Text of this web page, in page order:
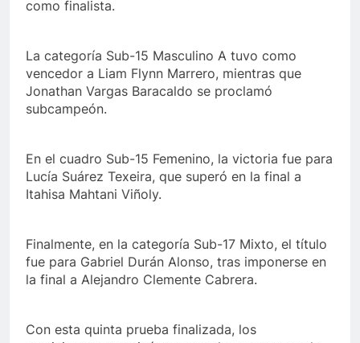
como finalista.
La categoría Sub-15 Masculino A tuvo como
vencedor a Liam Flynn Marrero, mientras que
Jonathan Vargas Baracaldo se proclamó
subcampeón.
En el cuadro Sub-15 Femenino, la victoria fue para
Lucía Suárez Texeira, que superó en la final a
Itahisa Mahtani Viñoly.
Finalmente, en la categoría Sub-17 Mixto, el título
fue para Gabriel Durán Alonso, tras imponerse en
la final a Alejandro Clemente Cabrera.
Con esta quinta prueba finalizada, los